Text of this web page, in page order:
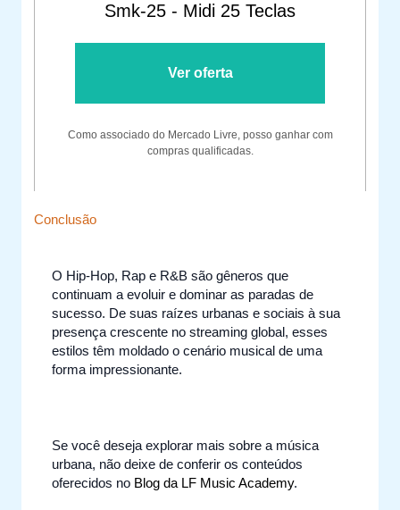
Smk-25 - Midi 25 Teclas
Ver oferta
Como associado do Mercado Livre, posso ganhar com
compras qualificadas.
Conclusão
O Hip-Hop, Rap e R&B são gêneros que
continuam a evoluir e dominar as paradas de
sucesso. De suas raízes urbanas e sociais à sua
presença crescente no streaming global, esses
estilos têm moldado o cenário musical de uma
forma impressionante.
Se você deseja explorar mais sobre a música
urbana, não deixe de conferir os conteúdos
oferecidos no Blog da LF Music Academy.